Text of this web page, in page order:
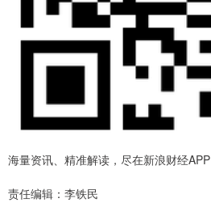
海量资讯、精准解读，尽在新浪财经APP
责任编辑：李铁民